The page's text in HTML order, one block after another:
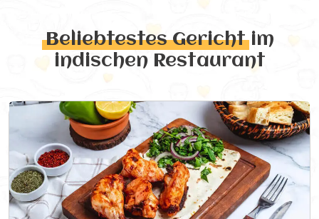
Beliebtestes Gerichtim
indischen Restaurant